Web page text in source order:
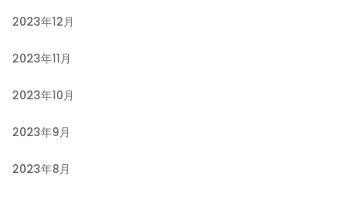
2023年12月
2023年11月
2023年10月
2023年9月
2023年8月